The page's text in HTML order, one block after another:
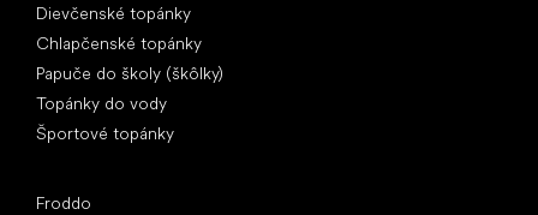
Dievčenské topánky
Chlapčenské topánky
Papuče do školy (škôlky)
Topánky do vody
Športové topánky
Froddo